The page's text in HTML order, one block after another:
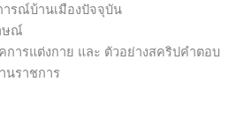
ารณ์บ้านเมืองปัจจุบัน
ษณ์
การแต่งกาย และ ตัวอย่างสคริปคำตอบ
นราชการ